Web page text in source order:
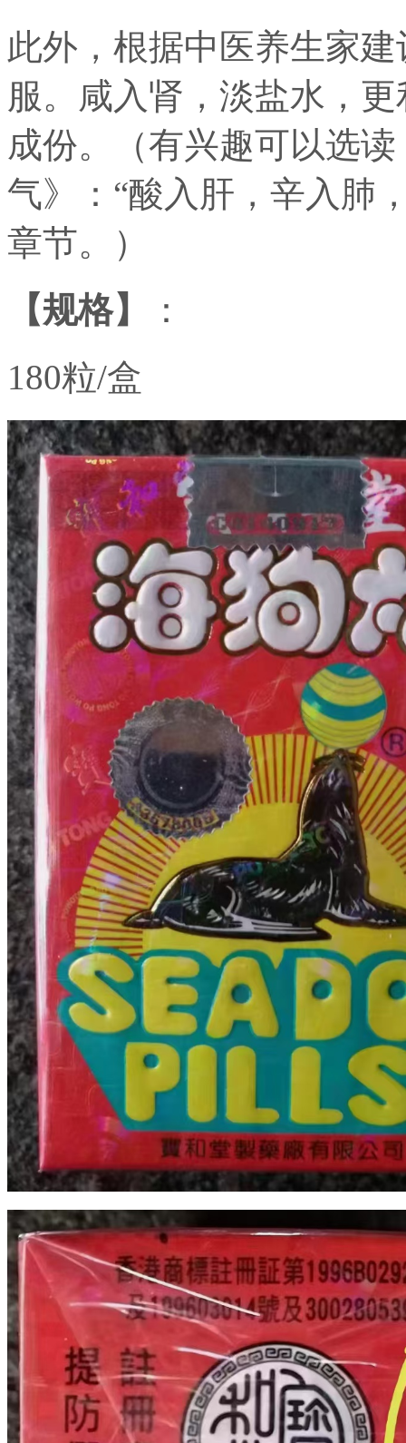
此外，根据中医养生家
服。咸入肾，淡盐水，
成份。（有兴趣可以选
气》：“酸入肝，辛入肺
章节。）
【规格】
：
180粒/盒